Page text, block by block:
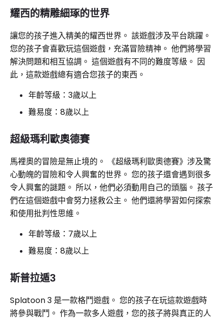
耀西的精雕細琢的世界
讓您的孩子進入精美的耀西世界。 該遊戲涉及平台跳躍。
您的孩子會喜歡玩這個遊戲，充滿冒險精神。 他們將學習
解決問題和相互協調。 這個遊戲有不同的難度等級。 因
此，這款遊戲總有適合您孩子的東西。
年齡等級：3歲以上
難易度：8歲以上
超級瑪利歐奧德賽
馬裡奧的冒險是無止境的。 《超級瑪利歐奧德賽》涉及驚
心動魄的冒險和令人興奮的世界。 您的孩子還會遇到很多
令人興奮的謎題。 所以，他們必須動用自己的頭腦。 孩子
們在這個遊戲中會努力拯救公主。 他們還將學習如何探索
和使用批判性思維。
年齡等級：7歲以上
難易度：8歲以上
斯普拉遁3
Splatoon 3 是一款格鬥遊戲。 您的孩子在玩這款遊戲時
將參與戰鬥。 作為一款多人遊戲，您的孩子將與真正的人